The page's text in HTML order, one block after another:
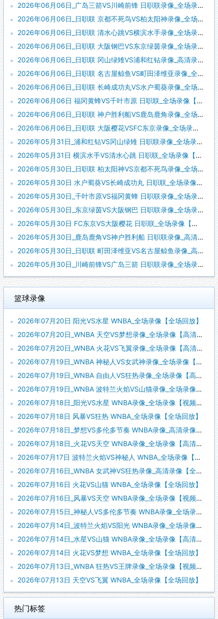
2026年06月06日_广岛三箭VS川崎前锋 日职联录像_全场录像【高清回放】
2026年06月06日_日职联 京都不死鸟VS柏太阳神录像_全场录像【高清回放】
2026年06月06日_日职联 清水心跳VS横滨水手录像_全场录像【高清回放】
2026年06月06日_日职联 大阪钢巴VS东京绿茵录像_全场录像【全场回放】
2026年06月06日_日职联 冈山绿雉VS浦和红钻录像_高清录像【全场回放】
2026年06月06日_日职联 名古屋鲸鱼VS町田泽维亚录像_全场录像【视频集锦】
2026年06月06日_日职联 长崎成功丸VS水户蜀葵录像_全场录像【高清回放】
2026年06月06日 福冈黄蜂VS千叶市原 日职联_全场录像【视频集锦】
2026年06月06日_日职联 神户胜利船VS鹿岛鹿角录像_全场录像【高清回放】
2026年06月06日_日职联 大阪樱花VSFC东京录像_全场录像【全场回放】
2026年05月31日_浦和红钻VS冈山绿雉 日职联录像_全场录像【全场回放】
2026年05月31日 横滨水手VS清水心跳 日职联_全场录像【全场回放】
2026年05月30日_日职联 柏太阳神VS京都不死鸟录像_全场录像【高清回放】
2026年05月30日 水户蜀葵VS长崎成功丸 日职联_全场录像【全场回放】
2026年05月30日_千叶市原VS福冈黄蜂 日职联录像_全场录像【全场回放】
2026年05月30日_东京绿茵VS大阪钢巴 日职联录像_全场录像【高清回放】
2026年05月30日 FC东京VS大阪樱花 日职联_全场录像【全场回放】
2026年05月30日_鹿岛鹿角VS神户胜利船 日职联录像_高清录像【全场回放】
2026年05月30日_日职联 町田泽维亚VS名古屋鲸鱼录像_高清录像【全场回放】
2026年05月30日_川崎前锋VS广岛三箭 日职联录像_全场录像【高清回放】
篮球录像
2026年07月20日 阳光VS水星 WNBA_全场录像【全场回放】
2026年07月20日_WNBA 天空VS梦想录像_全场录像【高清回放】
2026年07月20日_WNBA 火花VS飞翼录像_全场录像【高清回放】
2026年07月19日_WNBA 神秘人VS女武神录像_全场录像【高清回放】
2026年07月19日_WNBA 自由人VS狂热录像_全场录像【高清回放】
2026年07月19日_WNBA 波特兰火焰VS山猫录像_全场录像【视频集锦】
2026年07月18日_阳光VS水星 WNBA录像_全场录像【视频集锦】
2026年07月18日 风暴VS狂热 WNBA_全场录像【全场回放】
2026年07月18日_梦想VS多伦多节奏 WNBA录像_高清录像【全场回放】
2026年07月18日_火花VS天空 WNBA录像_全场录像【高清回放】
2026年07月17日 波特兰火焰VS神秘人 WNBA_全场录像【视频集锦】
2026年07月16日_WNBA 女武神VS狂热录像_高清录像【全场回放】
2026年07月16日 火花VS山猫 WNBA_全场录像【全场回放】
2026年07月16日_风暴VS天空 WNBA录像_全场录像【视频集锦】
2026年07月15日_神秘人VS多伦多节奏 WNBA录像_全场录像【视频集锦】
2026年07月14日_波特兰火焰VS阳光 WNBA录像_全场录像【全场回放】
2026年07月14日_水星VS山猫 WNBA录像_全场录像【高清回放】
2026年07月14日 火花VS梦想 WNBA_全场录像【全场回放】
2026年07月13日_WNBA 狂热VS王牌录像_全场录像【视频集锦】
2026年07月13日 天空VS飞翼 WNBA_全场录像【全场回放】
热门标签